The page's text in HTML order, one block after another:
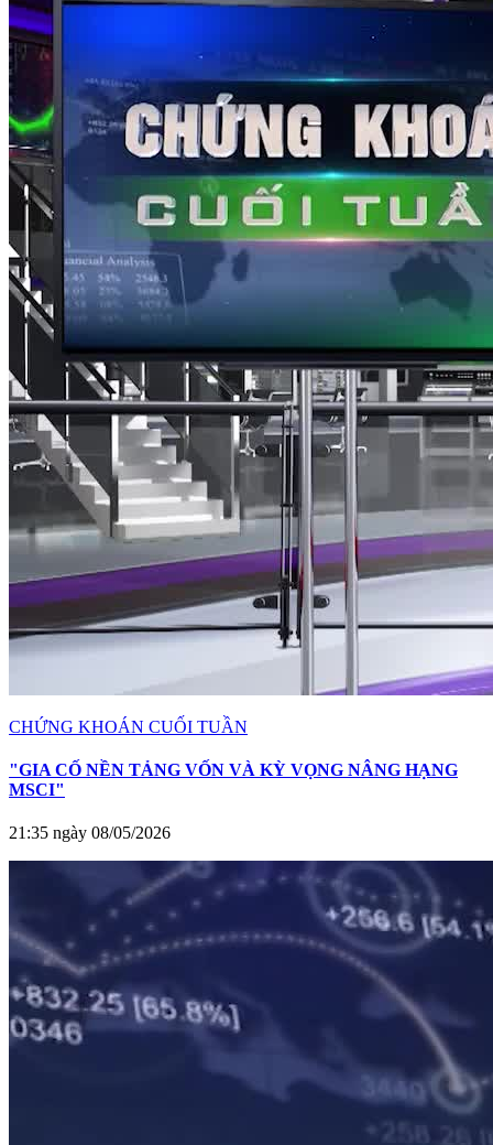
CHỨNG KHOÁN CUỐI TUẦN
"GIA CỐ NỀN TẢNG VỐN VÀ KỲ VỌNG NÂNG HẠNG
MSCI"
21:35 ngày 08/05/2026